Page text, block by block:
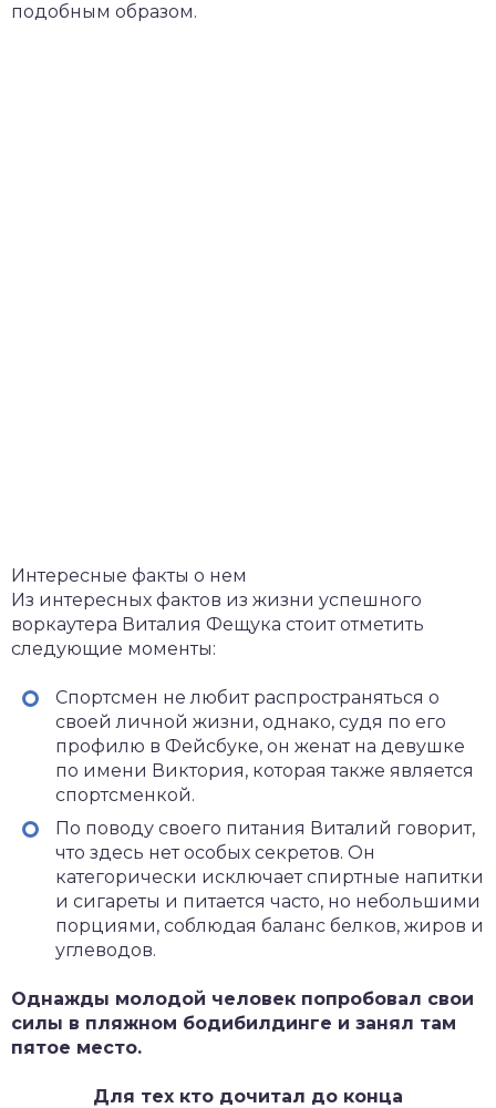
подобным образом.
Интересные факты о нем
Из интересных фактов из жизни успешного
воркаутера Виталия Фещука стоит отметить
следующие моменты:
Спортсмен не любит распространяться о
своей личной жизни, однако, судя по его
профилю в Фейсбуке, он женат на девушке
по имени Виктория, которая также является
спортсменкой.
По поводу своего питания Виталий говорит,
что здесь нет особых секретов. Он
категорически исключает спиртные напитки
и сигареты и питается часто, но небольшими
порциями, соблюдая баланс белков, жиров и
углеводов.
Однажды молодой человек попробовал свои
силы в пляжном бодибилдинге и занял там
пятое место.
Для тех кто дочитал до конца